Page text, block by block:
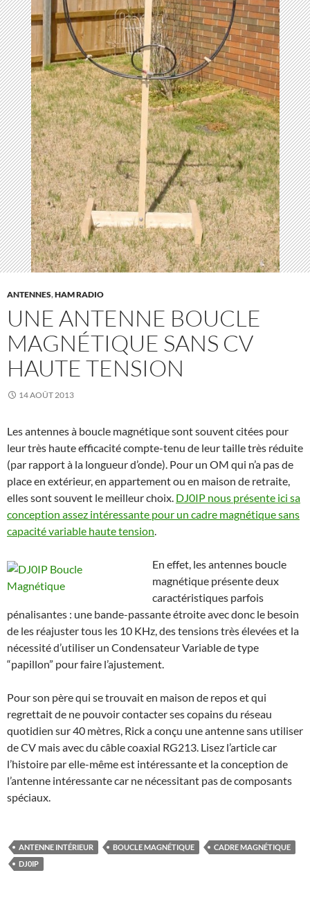
ANTENNES,HAM RADIO
UNE ANTENNE BOUCLE
MAGNÉTIQUE SANS CV
HAUTE TENSION
14 AOÛT 2013
Les antennes à boucle magnétique sont souvent citées pour
leur très haute efficacité compte-tenu de leur taille très réduite
(par rapport à la longueur d’onde). Pour un OM qui n’a pas de
place en extérieur, en appartement ou en maison de retraite,
elles sont souvent le meilleur choix. DJ0IP nous présente ici sa
conception assez intéressante pour un cadre magnétique sans
capacité variable haute tension.
En effet, les antennes boucle
magnétique présente deux
caractéristiques parfois
pénalisantes : une bande-passante étroite avec donc le besoin
de les réajuster tous les 10 KHz, des tensions très élevées et la
nécessité d’utiliser un Condensateur Variable de type
“papillon” pour faire l’ajustement.
Pour son père qui se trouvait en maison de repos et qui
regrettait de ne pouvoir contacter ses copains du réseau
quotidien sur 40 mètres, Rick a conçu une antenne sans utiliser
de CV mais avec du câble coaxial RG213. Lisez l’article car
l’histoire par elle-même est intéressante et la conception de
l’antenne intéressante car ne nécessitant pas de composants
spéciaux.
ANTENNE INTÉRIEUR BOUCLE MAGNÉTIQUE
CADRE MAGNÉTIQUE
DJ0IP